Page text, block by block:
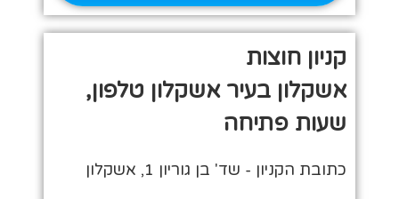
קניון חוצות
אשקלון בעיר אשקלון טלפון,
שעות פתיחה
כתובת הקניון - שד' בן גוריון 1, אשקלון